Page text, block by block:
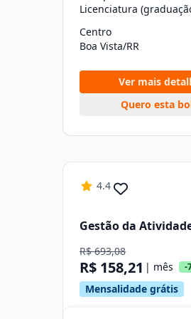
Licenciatura
Centro
Boa Vista/RR
Ver mais
Quero esta
4.4
Gestão da
R$ 693,08
R$ 158,21 | mês -
Mensalidade grátis